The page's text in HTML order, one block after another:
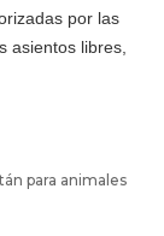
por las
asientos libres,
para animales